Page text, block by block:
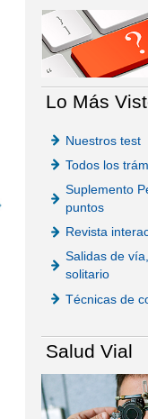
Lo Más
Nuestros test
Todos los
Suplemento
puntos
Revista
Salidas de
solitario
Técnicas de
Salud Vial